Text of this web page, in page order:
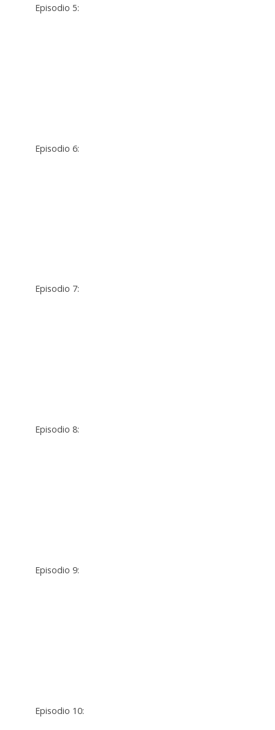
Episodio 5:
Episodio 6:
Episodio 7:
Episodio 8:
Episodio 9:
Episodio 10: